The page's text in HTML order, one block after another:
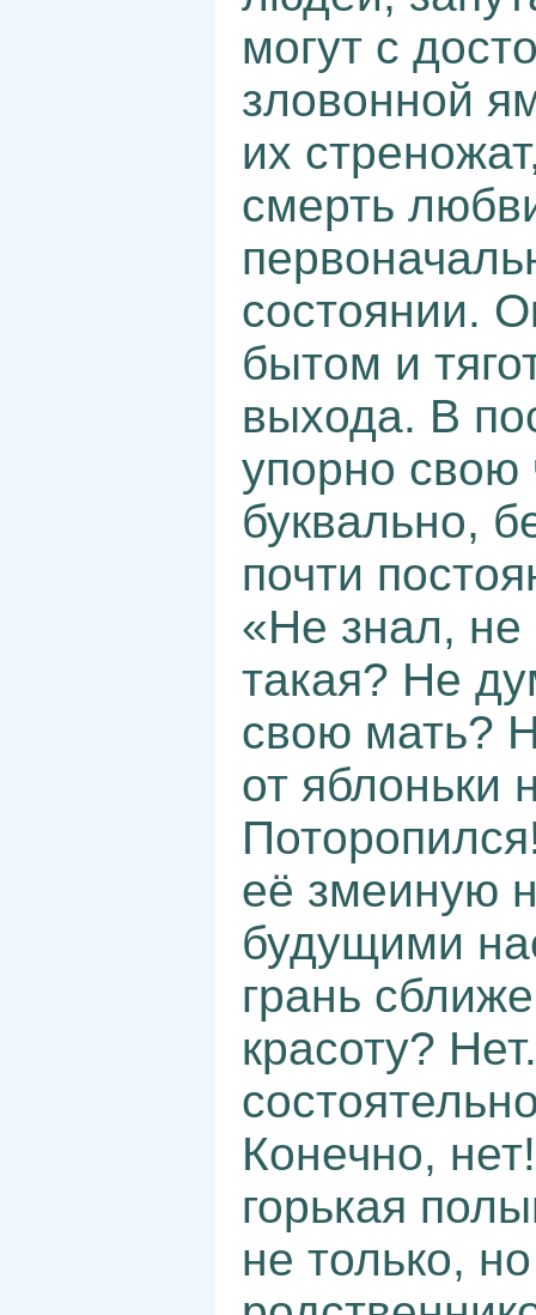
могут с
зловонной
их
смерть
состоянии.
бытом и
выхода. В
упорно свою
буквально,
почти
«Не знал, не
такая? Не
свою мать?
от яблоньки
её змеиную
будущими
грань
красоту?
Конечно,
горькая
не только,